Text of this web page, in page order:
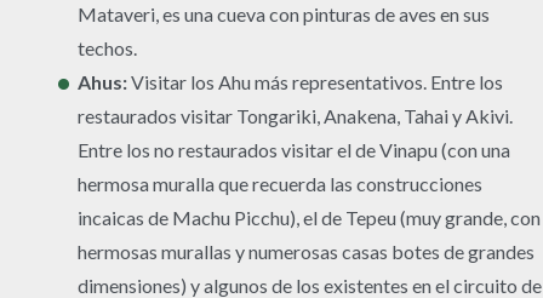
Mataveri, es una cueva con pinturas de aves en sus
techos.
Ahus:Visitar los Ahu más representativos. Entre los
restaurados visitar Tongariki, Anakena, Tahai y Akivi.
Entre los no restaurados visitar el de Vinapu (con una
hermosa muralla que recuerda las construcciones
incaicas de Machu Picchu), el de Tepeu (muy grande, con
hermosas murallas y numerosas casas botes de grandes
dimensiones) y algunos de los existentes en el circuito de